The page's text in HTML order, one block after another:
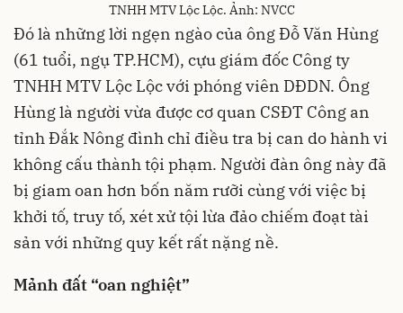
TNHH MTV Lộc Lộc. Ảnh: NVCC
Đó là những lời ngẹn ngào của ông Đỗ Văn Hùng
(61 tuổi, ngụ TP.HCM), cựu giám đốc Công ty
TNHH MTV Lộc Lộc với phóng viên DĐDN. Ông
Hùng là người vừa được cơ quan CSĐT Công an
tỉnh Đắk Nông đình chỉ điều tra bị can do hành vi
không cấu thành tội phạm. Người đàn ông này đã
bị giam oan hơn bốn năm rưỡi cùng với việc bị
khởi tố, truy tố, xét xử tội lừa đảo chiếm đoạt tài
sản với những quy kết rất nặng nề.
Mảnh đất “oan nghiệt”